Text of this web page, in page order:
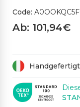
Code:
Ab: 101,94€